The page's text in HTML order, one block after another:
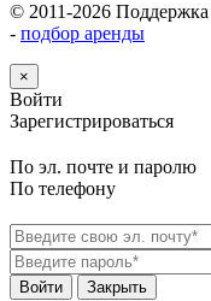
© 2011-2026
- подбор аренды
×
Войти
Зарегистрироваться
По эл. почте и паролю
По телефону
Войти Закрыть